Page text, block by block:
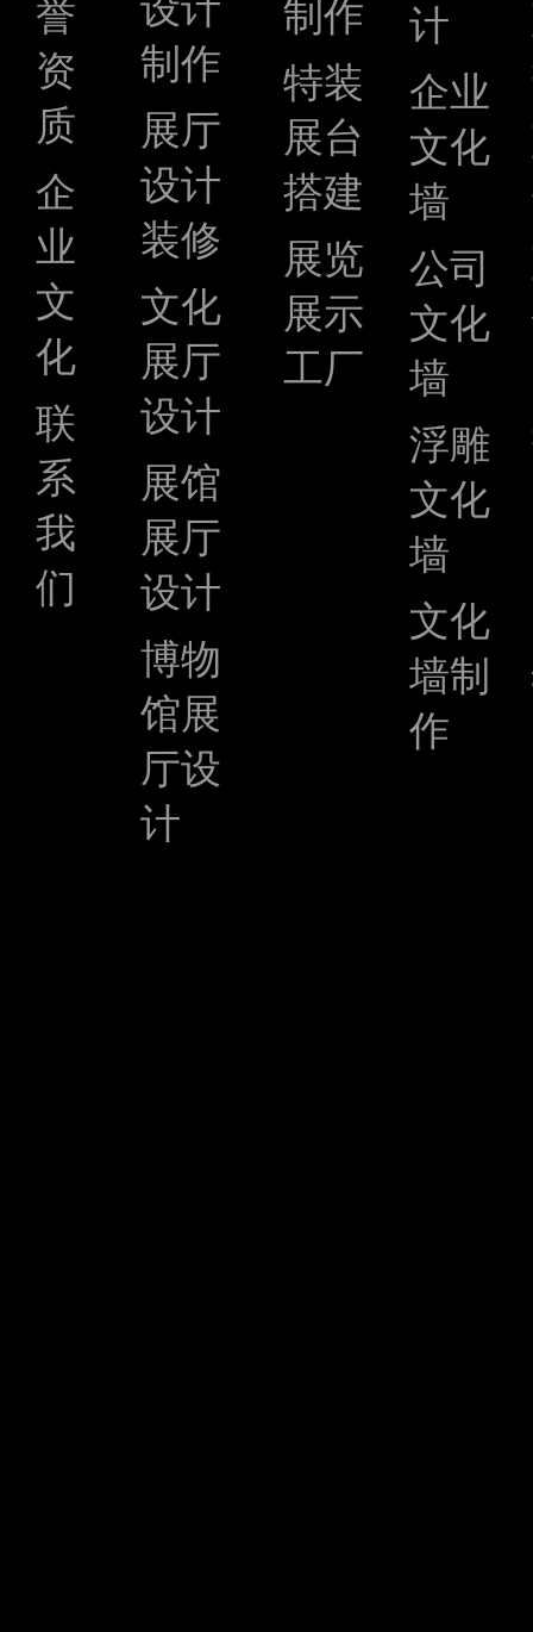
誉
资
质
企
业
文
化
联
系
我
们
制作
展厅
设计
装修
文化
展厅
设计
展馆
展厅
设计
博物
馆展
厅设
计
制作
特装
展台
搭建
展览
展示
工厂
计
企业
文化
墙
公司
文化
墙
浮雕
文化
墙
文化
墙制
作